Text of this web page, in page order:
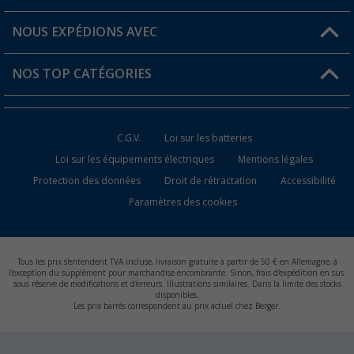
Carte de fidélité Berger
Informations sur l'expédition
Statut de la commande
NOUS EXPÉDIONS AVEC
NOS TOP CATÉGORIES
Meubles de camping
C.G.V.
Loi sur les batteries
Loi sur les équipements électriques
Mentions légales
Protection des données
Droit de rétractation
Accessibilité
Paramètres des cookies
Tous les prix s'entendent TVA incluse, livraison gratuite à partir de 50 € en Allemagne, à
l'exception du supplément pour marchandise encombrante. Sinon, frais d'expédition en sus.
sous réserve de modifications et d'erreurs. Illustrations similaires. Dans la limite des stocks
disponibles.
Les prix barrés correspondent au prix actuel chez Berger.